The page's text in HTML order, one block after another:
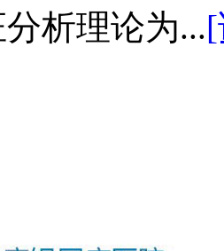
析理论为...